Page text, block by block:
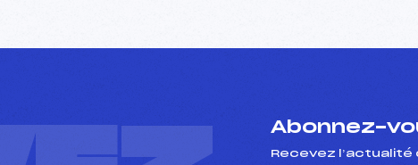
Abonnez-
Recevez l’actualité